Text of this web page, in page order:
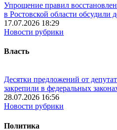
Упрощение правил
в Ростовской области обсудили
17.07.2026 18:29
Новости рубрики
Власть
Десятки предложений от
закрепили в федеральных
28.07.2026 16:56
Новости рубрики
Политика